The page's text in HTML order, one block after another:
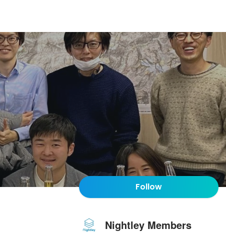
Follow
Nightley Members